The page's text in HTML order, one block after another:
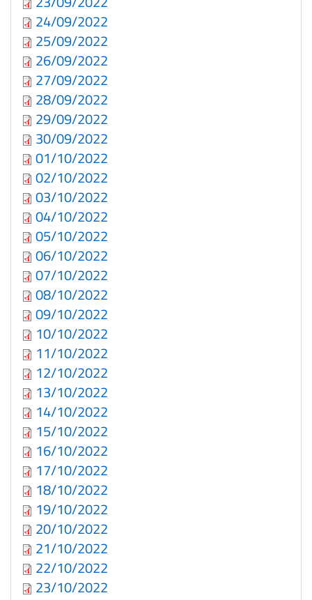
24/09/2022
25/09/2022
26/09/2022
27/09/2022
28/09/2022
29/09/2022
30/09/2022
01/10/2022
02/10/2022
03/10/2022
04/10/2022
05/10/2022
06/10/2022
07/10/2022
08/10/2022
09/10/2022
10/10/2022
11/10/2022
12/10/2022
13/10/2022
14/10/2022
15/10/2022
16/10/2022
17/10/2022
18/10/2022
19/10/2022
20/10/2022
21/10/2022
22/10/2022
23/10/2022